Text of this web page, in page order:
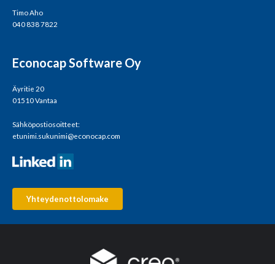
Timo Aho
040 838 7822
Econocap Software Oy
Äyritie 20
01510 Vantaa
Sähköpostiosoitteet:
etunimi.sukunimi@econocap.com
Yhteydenottolomake